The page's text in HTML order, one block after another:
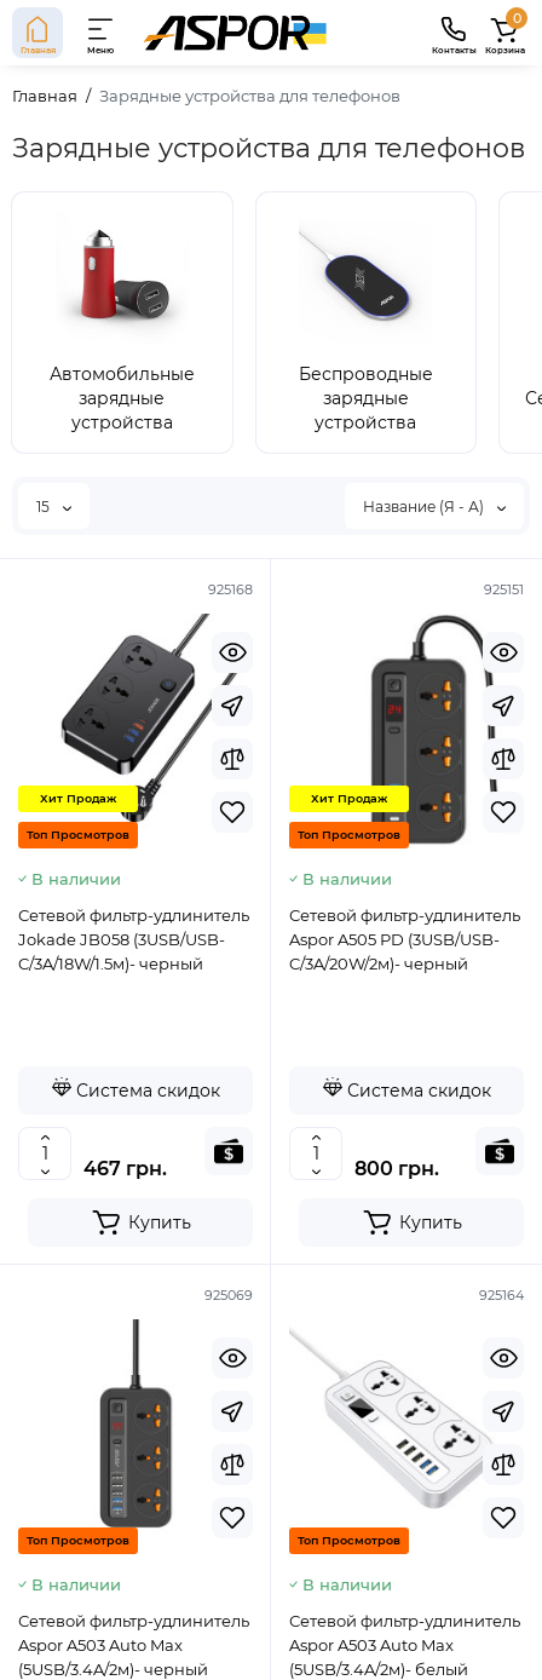
Главная Меню Контакты
0
Корзина
Главная Зарядные устройства для телефонов
Зарядные устройства для телефонов
Автомобильные
зарядные
устройства
Беспроводные
зарядные
устройства
15 Название (Я - А)
925168
Хит Продаж
Топ Просмотров
В наличии
Сетевой фильтр-удлинитель
Jokade JB058 (3USB/USB-
C/3A/18W/1.5м)- черный
Система скидок
467 грн.
Купить
925151
Хит Продаж
Топ Просмотров
В наличии
Сетевой фильтр-удлинитель
Aspor A505 PD (3USB/USB-
C/3A/20W/2м)- черный
Система скидок
800 грн.
Купить
925069
Топ Просмотров
В наличии
Сетевой фильтр-удлинитель
Aspor A503 Auto Max
(5USB/3.4A/2м)- черный
925164
Топ Просмотров
В наличии
Сетевой фильтр-удлинитель
Aspor A503 Auto Max
(5USB/3.4A/2м)- белый